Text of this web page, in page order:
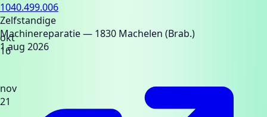
okt
16
nov
21
1040.499.006
Zelfstandige
Machinereparatie— 1830 Machelen (Brab.)
1 aug 2026